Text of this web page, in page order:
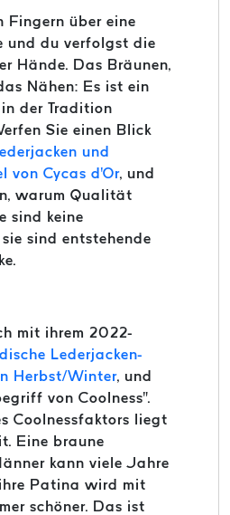
Fingern über eine
und du verfolgst die
Hände. Das Bräunen,
Nähen: Es ist ein
der Tradition
Sie einen Blick
und
von Cycas d'Or, und
warum Qualität
sind keine
sind entstehende
mit ihrem 2022-
Lederjacken-
Herbst/Winter, und
von Coolness".
Coolnessfaktors liegt
Eine braune
kann viele Jahre
Patina wird mit
schöner. Das ist